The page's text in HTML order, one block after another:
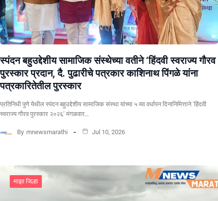
स्पंदन बहुउद्देशीय सामाजिक संस्थेच्या वतीने ‘हिंदवी स्वराज्य गौरव
पुरस्कार प्रदान, दै. पुढारीचे पत्रकार काशिनाथ पिंगळे यांना
पत्रकारितेतील पुरस्कार
प्रतिनिधी पुणे येथील स्पंदन बहुउद्देशीय सामाजिक संस्था यांच्या ५ व्या वर्धापन दिनानिमित्ताने ‘हिंदवी
स्वराज्य गौरव पुरस्कार २०२६’ मंगळवार…
By mnewsmarathi Jul 10, 2026
माझा जिल्हा